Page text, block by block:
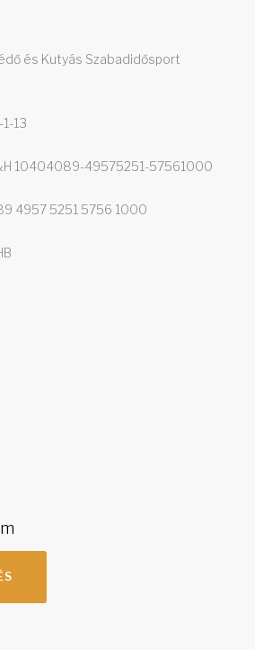
és Kutyás Szabadidősport
13
10404089-49575251-57561000
4957 5251 5756 1000